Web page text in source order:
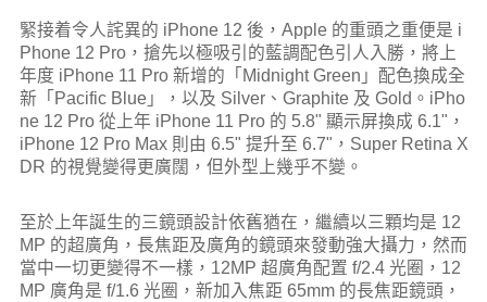
緊接着令人詫異的 iPhone 12 後，Apple 的重頭之重便是 i
Phone 12 Pro，搶先以極吸引的藍調配色引人入勝，將上
年度 iPhone 11 Pro 新增的「Midnight Green」配色換成全
新「Pacific Blue」，以及 Silver、Graphite 及 Gold。iPho
ne 12 Pro 從上年 iPhone 11 Pro 的 5.8" 顯示屏換成 6.1"，
iPhone 12 Pro Max 則由 6.5" 提升至 6.7"，Super Retina X
DR 的視覺變得更廣闊，但外型上幾乎不變。
至於上年誕生的三鏡頭設計依舊猶在，繼續以三顆均是 12
MP 的超廣角，長焦距及廣角的鏡頭來發動強大攝力，然而
當中一切更變得不一樣，12MP 超廣角配置 f/2.4 光圈，12
MP 廣角是 f/1.6 光圈，新加入焦距 65mm 的長焦距鏡頭，